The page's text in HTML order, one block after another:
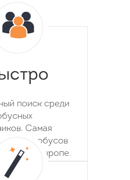
поиск среди
Самая
автобусов
СНГ и Европе.